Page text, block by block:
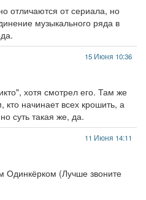
отличаются от сериала, но
музыкального ряда в
15 Июня 10:36
хотя смотрел его. Там же
начинает всех крошить, а
суть такая же, да.
11 Июня 14:11
Одинкёрком (Лучше звоните